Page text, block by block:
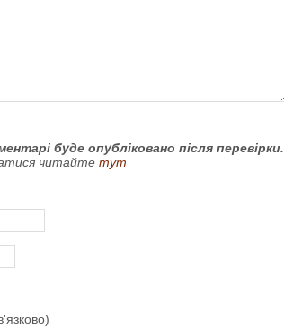
буде опубліковано після перевірки.
читайте тут